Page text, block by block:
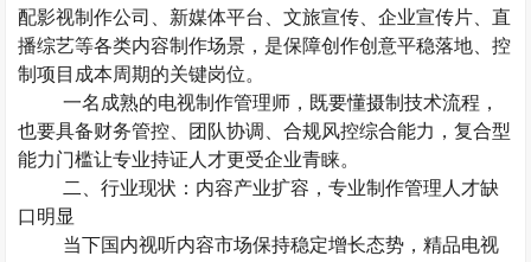
配影视制作公司、新媒体平台、文旅宣传、企业宣传片、直
播综艺等各类内容制作场景，是保障创作创意平稳落地、控
制项目成本周期的关键岗位。
一名成熟的电视制作管理师，既要懂摄制技术流程，
也要具备财务管控、团队协调、合规风控综合能力，复合型
能力门槛让专业持证人才更受企业青睐。
二、行业现状：内容产业扩容，专业制作管理人才缺
口明显
当下国内视听内容市场保持稳定增长态势，精品电视